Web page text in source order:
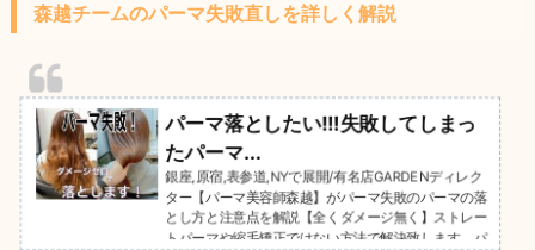
森越チームのパーマ失敗直しを詳しく解説
パーマ落としたい!!!失敗してしまっ
たパーマ...
銀座,原宿,表参道,NYで展開/有名店GARDENディレク
ター【パーマ美容師森越】がパーマ失敗のパーマの落
とし方と注意点を解説【全くダメージ無く】ストレー
トパーマや縮毛矯正ではない方法で解決致します。パ